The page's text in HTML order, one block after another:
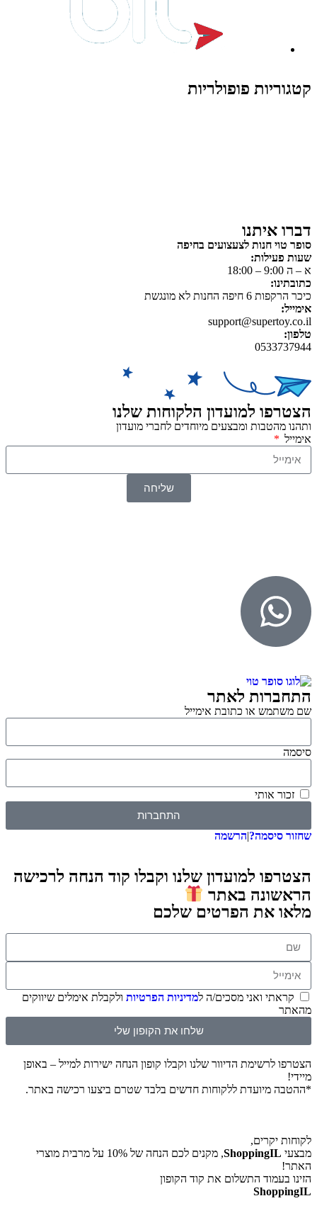
קטגוריות פופולריות
דברו איתנו
סופר טוי חנות לצעצועים בחיפה
שעות פעילות:
א – ה 9:00 – 18:00
כתובתינו:
כיכר הרקפות 6 חיפה החנות לא מונגשת
אימייל:
support@supertoy.co.il
טלפון:
0533737944
הצטרפו למועדון הלקוחות שלנו
ותהנו מהטבות ומבצעים מיוחדים לחברי מועדון
אימייל
שליחה
התחברות לאתר
שם משתמש או כתובת אימייל
סיסמה
זכור אותי
התחברות
שחזור סיסמה?|הרשמה
הצטרפו למועדון שלנו וקבלו קוד הנחה לרכישה
הראשונה באתר
מלאו את הפרטים שלכם
קראתי ואני מסכים/ה למדיניות הפרטיות ולקבלת אימלים שיווקים
מהאתר
שלחו את הקופון שלי
הצטרפו לרשימת הדיוור שלנו וקבלו קופון הנחה ישירות למייל – באופן
מיידי!
*ההטבה מיועדת ללקוחות חדשים בלבד שטרם ביצעו רכישה באתר.
לקוחות יקרים,
מבצעי ShoppingIL
, מקנים לכם הנחה של 10% על מרבית מוצרי
האתר!
הזינו בעמוד התשלום את קוד הקופון
ShoppingIL